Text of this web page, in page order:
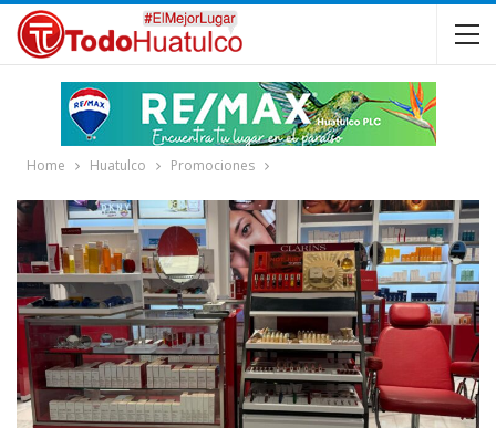
Home Huatulco Promociones